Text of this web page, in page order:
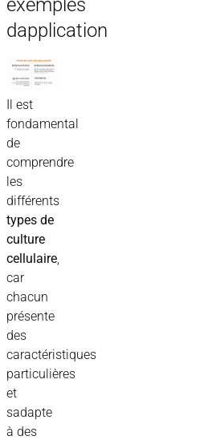
dapplication
Il est
fondamental
de
comprendre
les
différents
types de
culture
cellulaire,
car
chacun
présente
des
caractéristiques
particulières
et
sadapte
à des